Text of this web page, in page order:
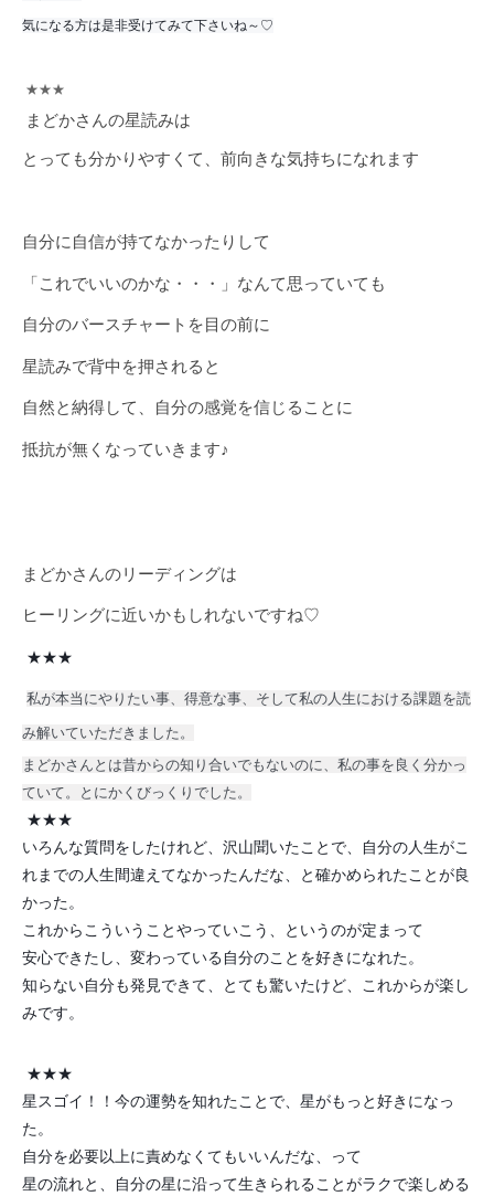
気になる方は是非受けてみて下さいね～♡
★★★
まどかさんの星読みは
とっても分かりやすくて、前向きな気持ちになれます
自分に自信が持てなかったりして
「これでいいのかな・・・」なんて思っていても
自分のバースチャートを目の前に
星読みで背中を押されると
自然と納得して、自分の感覚を信じることに
抵抗が無くなっていきます♪
まどかさんのリーディングは
ヒーリングに近いかもしれないですね♡
★★★
私が本当にやりたい事、得意な事、そして私の人生における課題を読
み解いていただきました。
まどかさんとは昔からの知り合いでもないのに、私の事を良く分かっ
ていて。とにかくびっくりでした。
★★★
いろんな質問をしたけれど、沢山聞いたことで、自分の人生がこ
れまでの人生間違えてなかったんだな、と確かめられたことが良
かった。
これからこういうことやっていこう、というのが定まって
安心できたし、変わっている自分のことを好きになれた。
知らない自分も発見できて、とても驚いたけど、これからが楽し
みです。
★★★
星スゴイ！！今の運勢を知れたことで、星がもっと好きになっ
た。
自分を必要以上に責めなくてもいいんだな、って
星の流れと、自分の星に沿って生きられることがラクで楽しめる